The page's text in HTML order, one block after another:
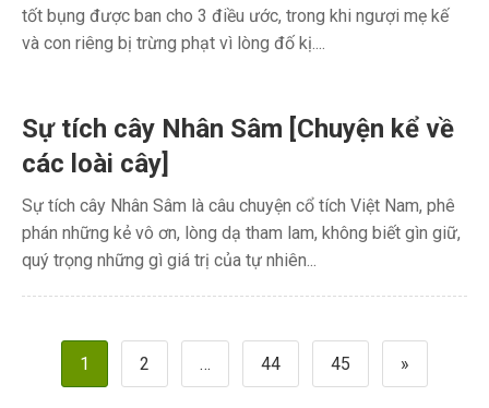
tốt bụng được ban cho 3 điều ước, trong khi ngượi mẹ kế
và con riêng bị trừng phạt vì lòng đố kị....
Sự tích cây Nhân Sâm [Chuyện kể về
các loài cây]
Sự tích cây Nhân Sâm là câu chuyện cổ tích Việt Nam, phê
phán những kẻ vô ơn, lòng dạ tham lam, không biết gìn giữ,
quý trọng những gì giá trị của tự nhiên...
Phân
trang
1 2 … 44 45 »